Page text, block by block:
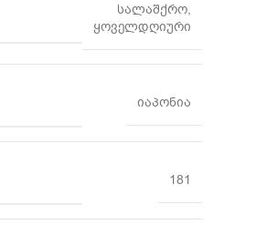
სალაშქრო,
ყოველდღიური
იაპონია
181